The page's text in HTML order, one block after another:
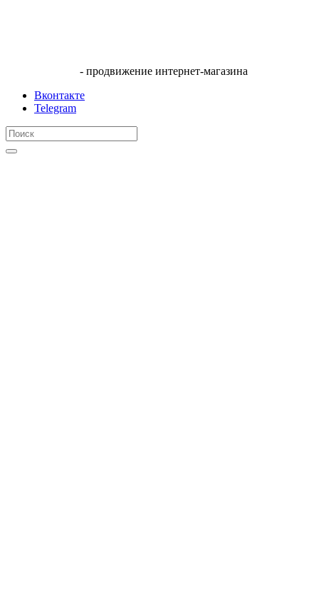
- продвижение интернет-магазина
Вконтакте
Telegram